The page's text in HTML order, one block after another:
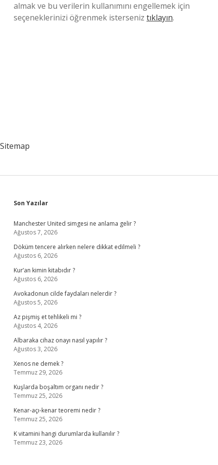
almak ve bu verilerin kullanımını engellemek için
seçeneklerinizi öğrenmek isterseniz tıklayın.
Sitemap
Sidebar
Son Yazılar
Manchester United simgesi ne anlama gelir ?
Ağustos 7, 2026
Döküm tencere alırken nelere dikkat edilmeli ?
Ağustos 6, 2026
Kur’an kimin kitabıdır ?
Ağustos 6, 2026
Avokadonun cilde faydaları nelerdir ?
Ağustos 5, 2026
Az pişmiş et tehlikeli mi ?
Ağustos 4, 2026
Albaraka cihaz onayı nasıl yapılır ?
Ağustos 3, 2026
Xenos ne demek ?
Temmuz 29, 2026
Kuşlarda boşaltım organı nedir ?
Temmuz 25, 2026
Kenar-açı-kenar teoremi nedir ?
Temmuz 25, 2026
K vitamini hangi durumlarda kullanılır ?
Temmuz 23, 2026